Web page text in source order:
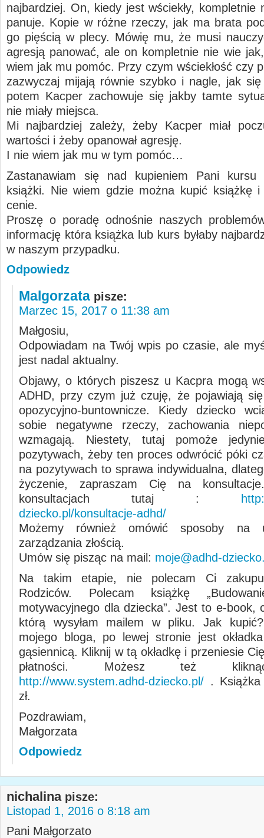
najbardziej. On, kiedy jest wściekły, kompletnie
panuje. Kopie w różne rzeczy, jak ma brata
go pięścią w plecy. Mówię mu, że musi
agresją panować, ale on kompletnie nie wie
wiem jak mu pomóc. Przy czym wściekłość czy
zazwyczaj mijają równie szybko i nagle, jak
potem Kacper zachowuje się jakby tamte
nie miały miejsca.
Mi najbardziej zależy, żeby Kacper miał
wartości i żeby opanował agresję.
I nie wiem jak mu w tym pomóc…
Zastanawiam się nad kupieniem Pani kursu
książki. Nie wiem gdzie można kupić książkę
cenie.
Proszę o poradę odnośnie naszych
informację która książka lub kurs byłaby
w naszym przypadku.
Odpowiedz
Malgorzata pisze:
Marzec 15, 2017 o 11:38 am
Małgosiu,
Odpowiadam na Twój wpis po czasie, ale
jest nadal aktualny.
Objawy, o których piszesz u Kacpra mogą
ADHD, przy czym już czuję, że pojawiają
opozycyjno-buntownicze. Kiedy dziecko
sobie negatywne rzeczy, zachowania
wzmagają. Niestety, tutaj pomoże
pozytywach, żeby ten proces odwrócić póki
na pozytywach to sprawa indywidualna,
życzenie, zapraszam Cię na
konsultacjach tutaj :
dziecko.pl/konsultacje-adhd/
Możemy również omówić sposoby na
zarządzania złością.
Umów się pisząc na mail: moje@adhd-
Na takim etapie, nie polecam Ci
Rodziców. Polecam książkę
motywacyjnego dla dziecka”. Jest to e-book,
którą wysyłam mailem w pliku. Jak
mojego bloga, po lewej stronie jest
gąsiennicą. Kliknij w tą okładkę i przeniesie
płatności. Możesz też
http://www.system.adhd-dziecko.pl/ .
zł.
Pozdrawiam,
Małgorzata
Odpowiedz
nichalina pisze:
Listopad 1, 2016 o 8:18 am
Pani Małgorzato